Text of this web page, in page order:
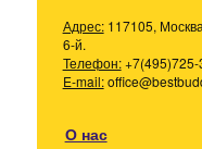
Адрес:117105,
6-й.
Телефон:+7(495)725-
E-mail:
О нас